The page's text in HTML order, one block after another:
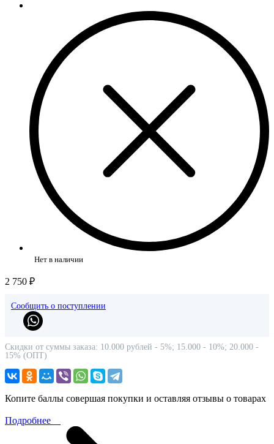
Нет в наличии
2 750 ₽
Сообщить о поступлении
Скидки от суммы заказа: 10.000 рублей - 5%; 15.000 - 10%; 20.000 -
15% (ОПТ)
Копите баллы совершая покупки и оставляя отзывы о товарах
Подробнее